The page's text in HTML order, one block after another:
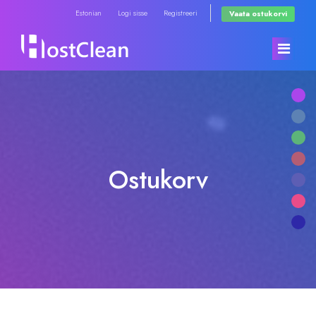
Estonian Logi sisse Registreeri Vaata ostukorvi
Ostukorv